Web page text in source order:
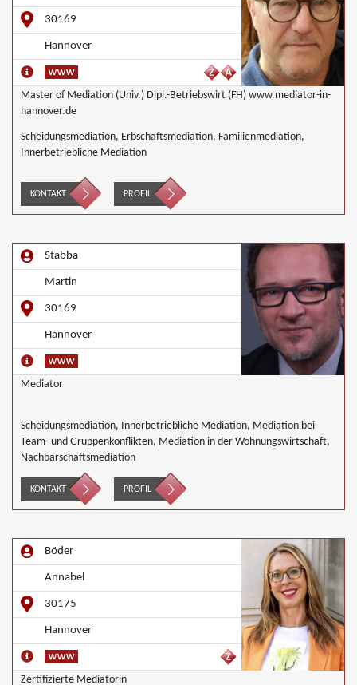
30169
Hannover
Master of Mediation (Univ.) Dipl.-Betriebswirt (FH) www.mediator-in-
hannover.de
Scheidungsmediation, Erbschaftsmediation, Familienmediation,
Innerbetriebliche Mediation
KONTAKT PROFIL
Stabba
Martin
30169
Hannover
Mediator
Scheidungsmediation, Innerbetriebliche Mediation, Mediation bei
Team- und Gruppenkonflikten, Mediation in der Wohnungswirtschaft,
Nachbarschaftsmediation
KONTAKT PROFIL
Böder
Annabel
30175
Hannover
Zertifizierte Mediatorin